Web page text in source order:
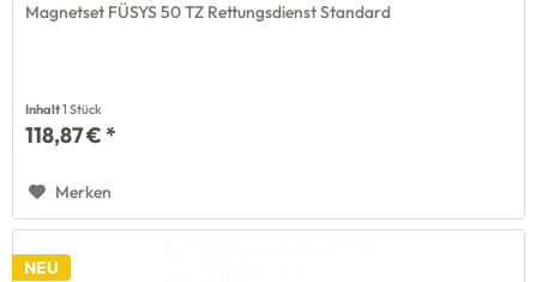
Magnetset FÜSYS 50 TZ Rettungsdienst Standard
Inhalt1 Stück
118,87 € *
Merken
NEU